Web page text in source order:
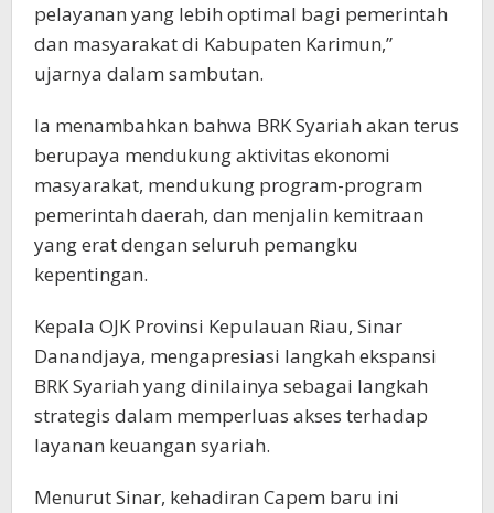
pelayanan yang lebih optimal bagi pemerintah
dan masyarakat di Kabupaten Karimun,”
ujarnya dalam sambutan.
Ia menambahkan bahwa BRK Syariah akan terus
berupaya mendukung aktivitas ekonomi
masyarakat, mendukung program-program
pemerintah daerah, dan menjalin kemitraan
yang erat dengan seluruh pemangku
kepentingan.
Kepala OJK Provinsi Kepulauan Riau, Sinar
Danandjaya, mengapresiasi langkah ekspansi
BRK Syariah yang dinilainya sebagai langkah
strategis dalam memperluas akses terhadap
layanan keuangan syariah.
Menurut Sinar, kehadiran Capem baru ini